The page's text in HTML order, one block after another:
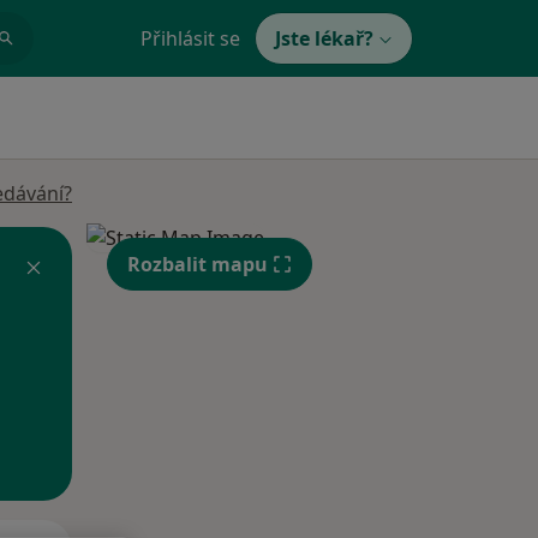
Přihlásit se Jste lékař?
Rozbalit mapu